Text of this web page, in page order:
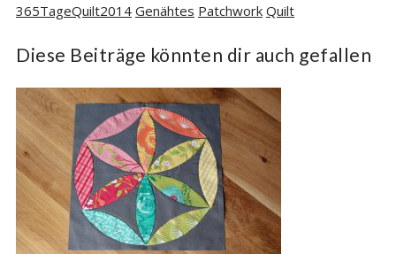
365TageQuilt2014 Genähtes Patchwork Quilt
Diese Beiträge könnten dir auch gefallen